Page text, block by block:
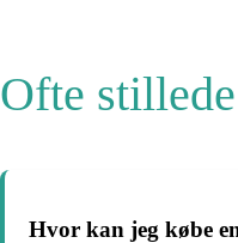
Ofte
Hvor kan jeg købe